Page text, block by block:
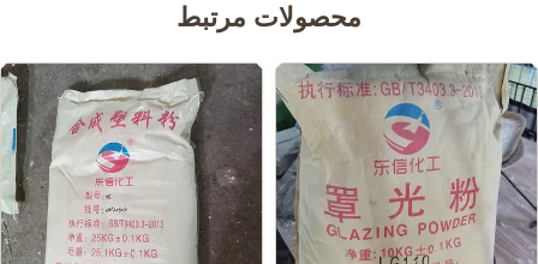
محصولات مرتبط